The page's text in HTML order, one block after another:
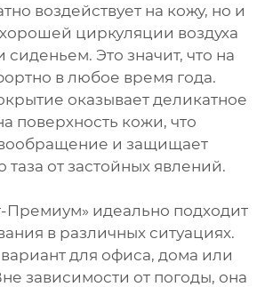
воздействует на кожу, но и
хорошей циркуляции воздуха
Это значит, что на
в любое время года.
оказывает деликатное
поверхность кожи, что
и защищает
таза от застойных явлений.
Премиум» идеально подходит
в различных ситуациях.
для офиса, дома или
зависимости от погоды, она